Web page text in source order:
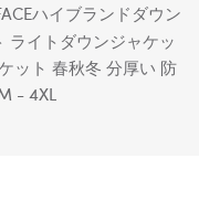
ハイブランドダウン
ライトダウンジャケッ
ット 春秋冬 分厚い 防
- 4XL